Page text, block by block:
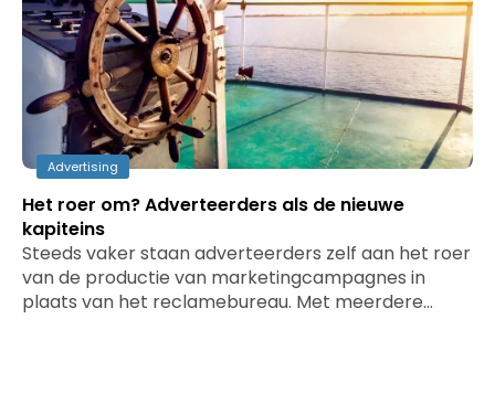
Advertising
Het roer om? Adverteerders als de nieuwe
kapiteins
Steeds vaker staan adverteerders zelf aan het roer
van de productie van marketingcampagnes in
plaats van het reclamebureau. Met meerdere…